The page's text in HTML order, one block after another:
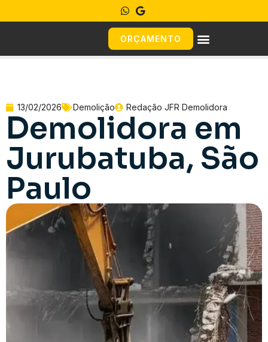
ORÇAMENTO
13/02/2026 Demolição Redação JFR Demolidora
Demolidora em
Jurubatuba, São
Paulo